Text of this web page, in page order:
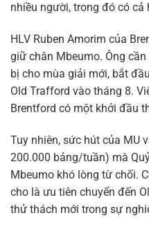
nhiều người, trong đó có cả
HLV Ruben Amorim của
giữ chân Mbeumo. Ông
bị cho mùa giải mới, bắt
Old Trafford vào tháng 8.
Brentford có một khởi đầu
Tuy nhiên, sức hút của MU
200.000 bảng/tuần) mà
Mbeumo khó lòng từ chối.
cho là ưu tiên chuyển đến
thử thách mới trong sự